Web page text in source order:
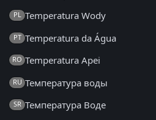
PL Temperatura Wody
PT Temperatura da Água
RO Temperatura Apei
RU Температура воды
SR Температура Воде